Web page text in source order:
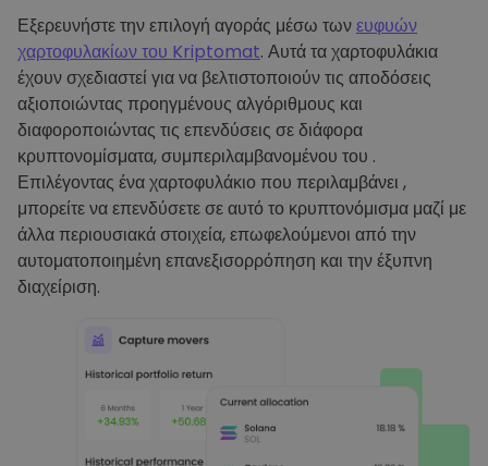
Εξερευνήστε την επιλογή αγοράς μέσω τωνευφυών
χαρτοφυλακίων του Kriptomat. Αυτά τα χαρτοφυλάκια
έχουν σχεδιαστεί για να βελτιστοποιούν τις αποδόσεις
αξιοποιώντας προηγμένους αλγόριθμους και
διαφοροποιώντας τις επενδύσεις σε διάφορα
κρυπτονομίσματα, συμπεριλαμβανομένου του .
Επιλέγοντας ένα χαρτοφυλάκιο που περιλαμβάνει ,
μπορείτε να επενδύσετε σε αυτό το κρυπτονόμισμα μαζί με
άλλα περιουσιακά στοιχεία, επωφελούμενοι από την
αυτοματοποιημένη επανεξισορρόπηση και την έξυπνη
διαχείριση.